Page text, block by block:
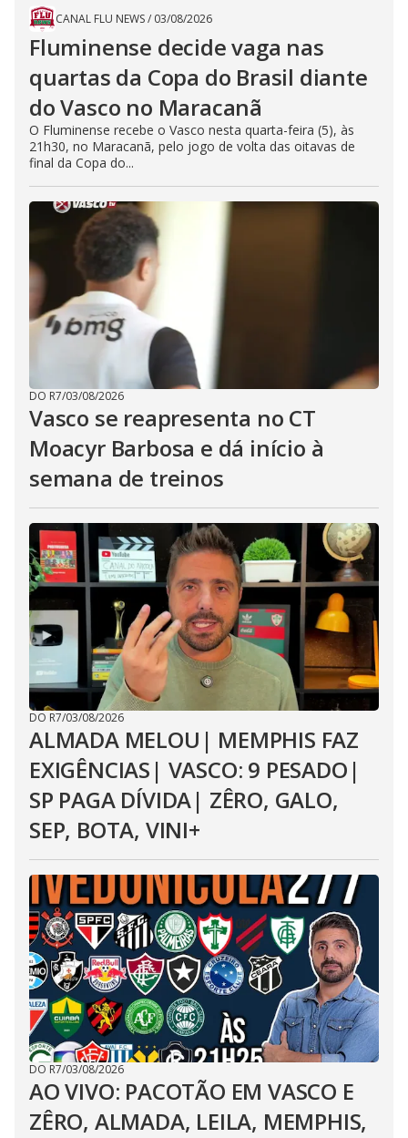
CANAL FLU NEWS/ 03/08/2026
Fluminense decide vaga nas
quartas da Copa do Brasil diante
do Vasco no Maracanã
O Fluminense recebe o Vasco nesta quarta-feira (5), às
21h30, no Maracanã, pelo jogo de volta das oitavas de
final da Copa do...
DO R7/03/08/2026
Vasco se reapresenta no CT
Moacyr Barbosa e dá início à
semana de treinos
DO R7/03/08/2026
ALMADA MELOU| MEMPHIS FAZ
EXIGÊNCIAS| VASCO: 9 PESADO|
SP PAGA DÍVIDA| ZÊRO, GALO,
SEP, BOTA, VINI+
DO R7/03/08/2026
AO VIVO: PACOTÃO EM VASCO E
ZÊRO, ALMADA, LEILA, MEMPHIS,